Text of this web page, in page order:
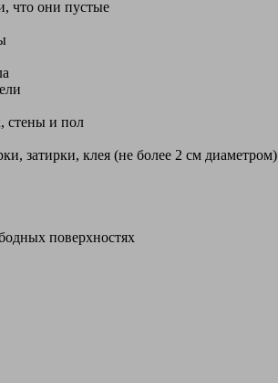
что они пустые
стены и пол
затирки, клея (не более 2 см диаметром)
поверхностях